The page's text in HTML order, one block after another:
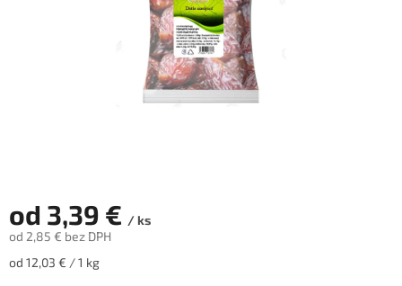
od 3,39 € / ks
od 2,85 € bez DPH
Jednotková
od 12,03 € / 1 kg